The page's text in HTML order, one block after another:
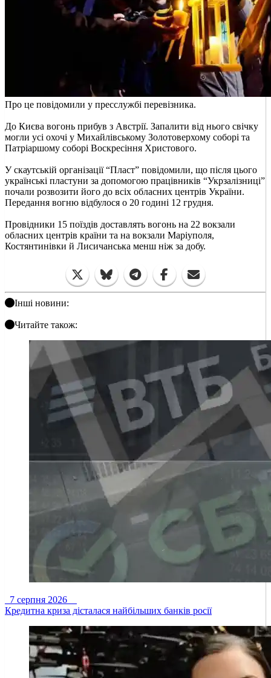
Про це повідомили у пресслужбі перевізника.
До Києва вогонь прибув з Австрії. Запалити від нього свічку
могли усі охочі у Михайлівському Золотоверхому соборі та
Патріаршому соборі Воскресіння Христового.
У скаутській організації “Пласт” повідомили, що після цього
українські пластуни за допомогою працівників “Укрзалізниці”
почали розвозити його до всіх обласних центрів України.
Передання вогню відбулося о 20 годині 12 грудня.
Провідники 15 поїздів доставлять вогонь на 22 вокзали
обласних центрів країни та на вокзали Маріуполя,
Костянтинівки й Лисичанська менш ніж за добу.
Інші новини:
Читайте також:
7 серпня 2026
Кредитна криза дісталася найбільших банків росії